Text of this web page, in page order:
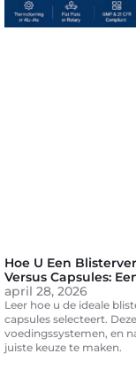
Hoe U Een
Versus Capsules:
april 28, 2026
Leer hoe u de ideale
capsules selecteert.
voedingssystemen, en
juiste keuze te maken.